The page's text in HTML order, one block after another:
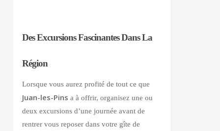
Des Excursions Fascinantes Dans La
Région
Lorsque vous aurez profité de tout ce que
Juan-les-Pins a à offrir, organisez une ou
deux excursions d’une journée avant de
rentrer vous reposer dans votre gîte de